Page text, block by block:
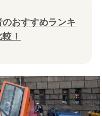
おすすめランキ
！